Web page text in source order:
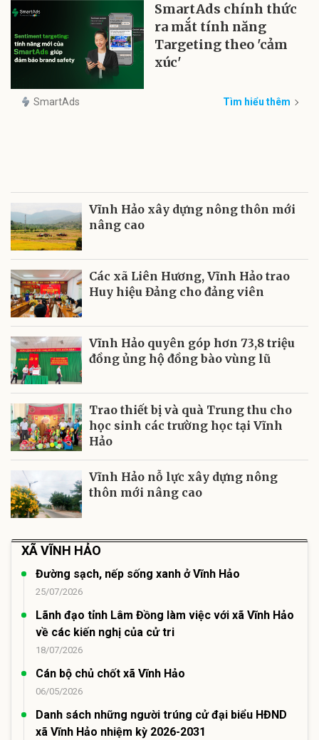
SmartAds chính thức
ra mắt tính năng
Targeting theo 'cảm
xúc'
SmartAds Tìm hiểu thêm
Vĩnh Hảo xây dựng nông thôn mới
nâng cao
Các xã Liên Hương, Vĩnh Hảo trao
Huy hiệu Đảng cho đảng viên
Vĩnh Hảo quyên góp hơn 73,8 triệu
đồng ủng hộ đồng bào vùng lũ
Trao thiết bị và quà Trung thu cho
học sinh các trường học tại Vĩnh
Hảo
Vĩnh Hảo nỗ lực xây dựng nông
thôn mới nâng cao
XÃ VĨNH HẢO
Đường sạch, nếp sống xanh ở Vĩnh Hảo
25/07/2026
Lãnh đạo tỉnh Lâm Đồng làm việc với xã Vĩnh Hảo
về các kiến nghị của cử tri
18/07/2026
Cán bộ chủ chốt xã Vĩnh Hảo
06/05/2026
Danh sách những người trúng cử đại biểu HĐND
xã Vĩnh Hảo nhiệm kỳ 2026-2031